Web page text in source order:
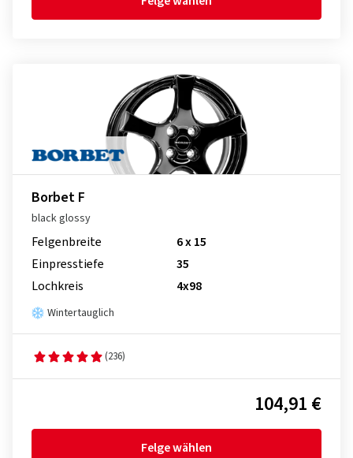
Borbet F
black glossy
Felgenbreite
6 x 15
Einpresstiefe
35
Lochkreis
4x98
Wintertauglich
(236)
104,91 €
Felge wählen